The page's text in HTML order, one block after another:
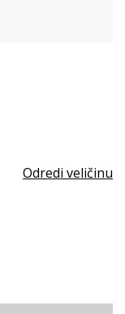
Odredi veličinu